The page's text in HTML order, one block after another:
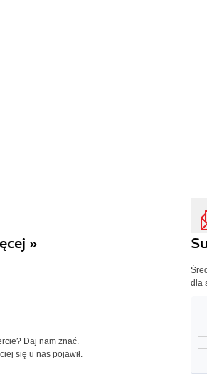
»
Daj nam znać.
się u nas pojawił.
dla